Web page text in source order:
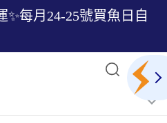
✨每月24-25號買魚日自